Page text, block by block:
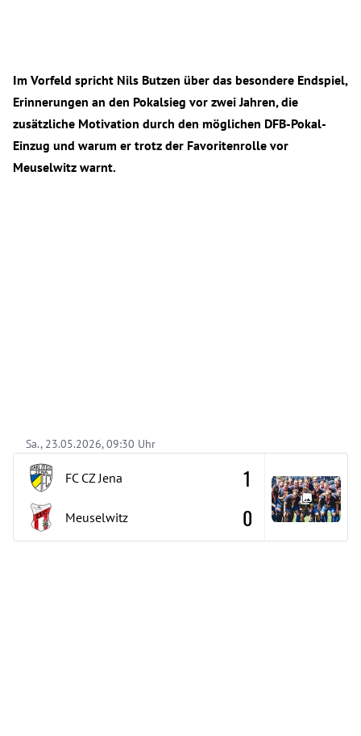
Im Vorfeld spricht Nils Butzen über das besondere Endspiel,
Erinnerungen an den Pokalsieg vor zwei Jahren, die
zusätzliche Motivation durch den möglichen DFB-Pokal-
Einzug und warum er trotz der Favoritenrolle vor
Meuselwitz warnt.
Sa., 23.05.2026, 09:30 Uhr
FC CZ Jena
Meuselwitz
1
0